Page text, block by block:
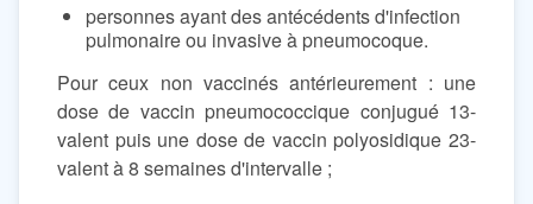
personnes ayant des antécédents d'infection
pulmonaire ou invasive à pneumocoque.
Pour ceux non vaccinés antérieurement : une
dose de vaccin pneumococcique conjugué 13-
valent puis une dose de vaccin polyosidique 23-
valent à 8 semaines d'intervalle ;